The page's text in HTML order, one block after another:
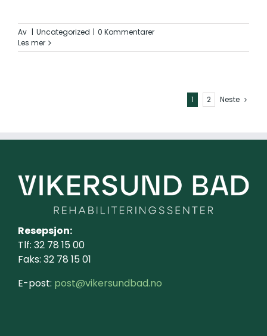
Av | Uncategorized | 0 Kommentarer
Les mer
1 2 Neste
Resepsjon:
Tlf: 32 78 15 00
Faks: 32 78 15 01
E-post: post@vikersundbad.no